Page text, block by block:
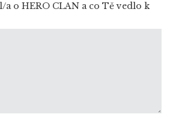
a o HERO CLAN a co Tě vedlo k